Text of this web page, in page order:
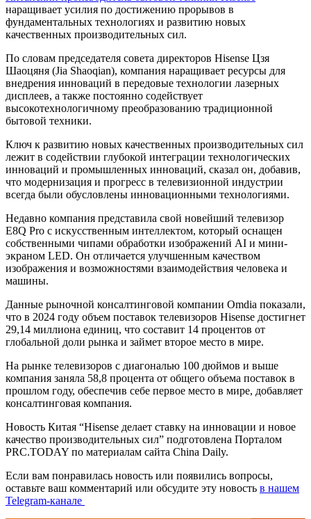
наращивает усилия по достижению прорывов в
фундаментальных технологиях и развитию новых
качественных производительных сил.
По словам председателя совета директоров Hisense Цзя
Шаоцяня (Jia Shaoqian), компания наращивает ресурсы для
внедрения инноваций в передовые технологии лазерных
дисплеев, а также постоянно содействует
высокотехнологичному преобразованию традиционной
бытовой техники.
Ключ к развитию новых качественных производительных сил
лежит в содействии глубокой интеграции технологических
инноваций и промышленных инноваций, сказал он, добавив,
что модернизация и прогресс в телевизионной индустрии
всегда были обусловлены инновационными технологиями.
Недавно компания представила свой новейший телевизор
E8Q Pro с искусственным интеллектом, который оснащен
собственными чипами обработки изображений AI и мини-
экраном LED. Он отличается улучшенным качеством
изображения и возможностями взаимодействия человека и
машины.
Данные рыночной консалтинговой компании Omdia показали,
что в 2024 году объем поставок телевизоров Hisense достигнет
29,14 миллиона единиц, что составит 14 процентов от
глобальной доли рынка и займет второе место в мире.
На рынке телевизоров с диагональю 100 дюймов и выше
компания заняла 58,8 процента от общего объема поставок в
прошлом году, обеспечив себе первое место в мире, добавляет
консалтинговая компания.
Новость Китая “Hisense делает ставку на инновации и новое
качество производительных сил” подготовлена Порталом
PRC.TODAY по материалам сайта China Daily.
Если вам понравилась новость или появились вопросы,
оставьте ваш комментарий или обсудите эту новость в нашем
Telegram-канале